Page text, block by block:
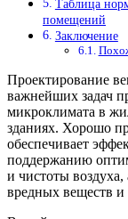
Таблица
помещений
Заключение
Проектирование
важнейших задач
микроклимата в
зданиях. Хорошо
обеспечивает
поддержанию
и чистоты
вредных веществ и